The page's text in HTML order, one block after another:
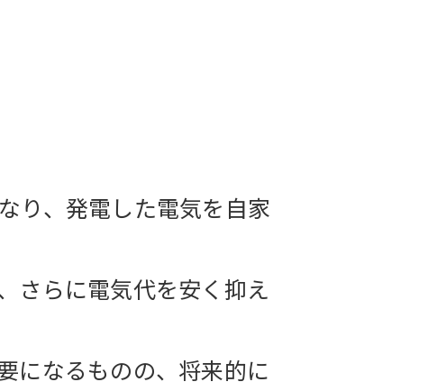
り、発電した電気を自家
さらに電気代を安く抑え
になるものの、将来的に